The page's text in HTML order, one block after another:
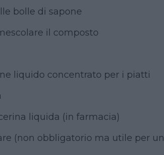
bolle di sapone
il composto
liquido concentrato per i piatti
liquida (in farmacia)
(non obbligatorio ma utile per un